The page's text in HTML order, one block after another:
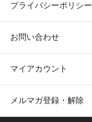
プライバシーポリシー
お問い合わせ
マイアカウント
メルマガ登録・解除